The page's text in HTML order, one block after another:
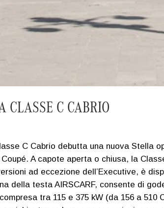
CLASSE C CABRIO
C Cabrio debutta una nuova Stella
A capote aperta o chiusa, la
ad eccezione dell’Executive, è
della testa AIRSCARF, consente di
tra 115 e 375 kW (da 156 a